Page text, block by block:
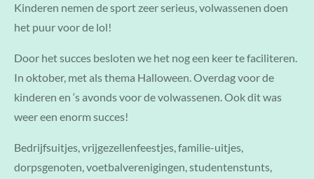
Kinderen nemen de sport zeer serieus, volwassenen doen
het puur voor de lol!
Door het succes besloten we het nog een keer te faciliteren.
In oktober, met als thema Halloween. Overdag voor de
kinderen en ‘s avonds voor de volwassenen. Ook dit was
weer een enorm succes!
Bedrijfsuitjes, vrijgezellenfeestjes, familie-uitjes,
dorpsgenoten, voetbalverenigingen, studentenstunts,